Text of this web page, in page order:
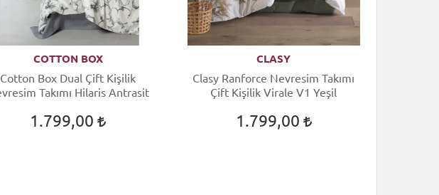
COTTON BOX
Cotton Box Dual Çift Kişilik
Takımı Hilaris Antrasit
1.799,00
CLASY
Clasy Ranforce Nevresim Takımı
Çift Kişilik Virale V1 Yeşil
1.799,00